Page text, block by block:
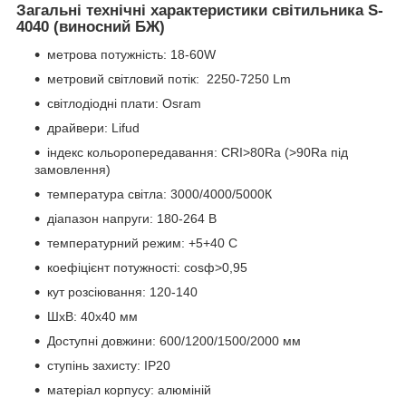
Загальні технічні характеристики світильника S-
4040 (виносний БЖ)
метрова потужність: 18-60W
метровий світловий потік: 2250-7250 Lm
світлодіодні плати: Osram
драйвери: Lifud
індекс кольоропередавання: CRI>80Ra (>90Ra під
замовлення)
температура світла: 3000/4000/5000К
діапазон напруги: 180-264 В
температурний режим: +5+40 С
коефіцієнт потужності: cosф>0,95
кут розсіювання: 120-140
ШхВ: 40х40 мм
Доступні довжини: 600/1200/1500/2000 мм
ступінь захисту: IP20
матеріал корпусу: алюміній